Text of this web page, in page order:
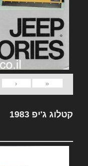
«
‹
קטלוג ג'יפ 1983